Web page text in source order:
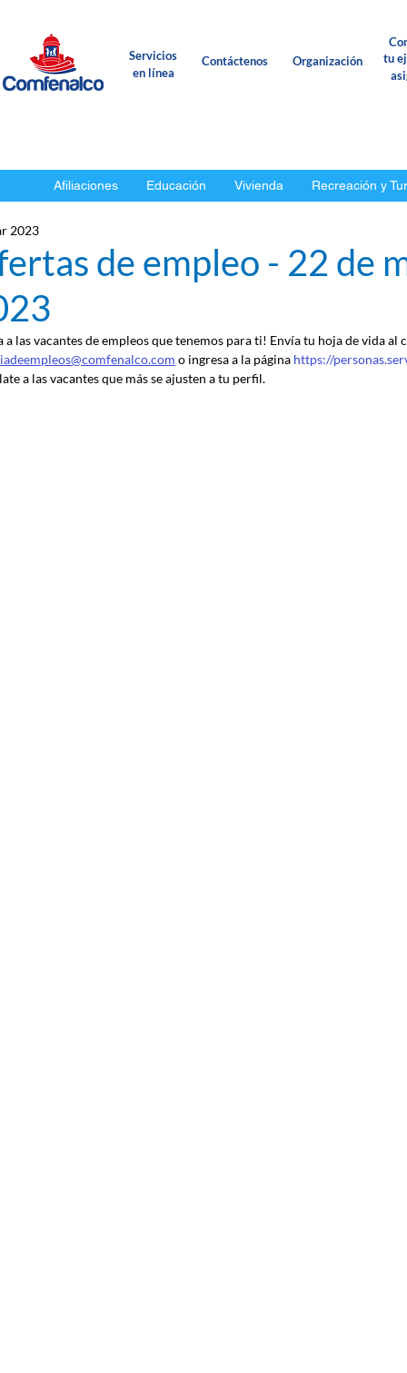
Servicios
en línea
Contáctenos Organización
tu
Afiliaciones Educación Vivienda Recreación y
de empleo - 22 de
2023
a las vacantes de empleos que tenemos para ti! Envía tu hoja de vida al
o ingresa a la página https://
a las vacantes que más se ajusten a tu perfil.